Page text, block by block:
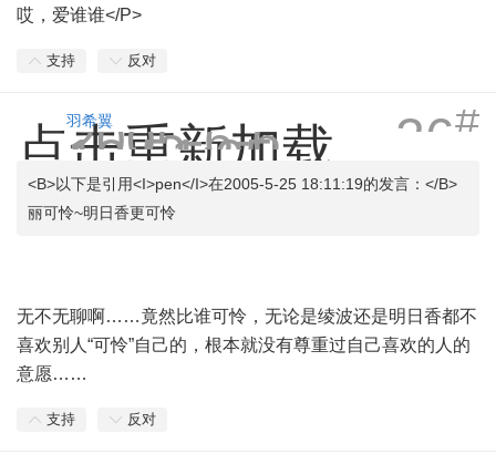
哎，爱谁谁</P>
支持 反对
点击重新加载 26#
羽希翼
2005-6-6
12:51:05
<B>以下是引用<I>pen</I>在2005-5-25 18:11:19的发言：</B>
丽可怜~明日香更可怜
无不无聊啊……竟然比谁可怜，无论是绫波还是明日香都不
喜欢别人“可怜”自己的，根本就没有尊重过自己喜欢的人的
意愿……
支持 反对